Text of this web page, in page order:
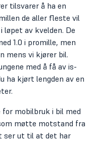
tilsvarer å ha en
de aller fleste vil
løpet av kvelden. De
1.0 i promille, men
mens vi kjører bil.
med å få av is-
ha kjørt lengden av en
mobilbruk i bil med
møtte motstand fra
ser ut til at det har